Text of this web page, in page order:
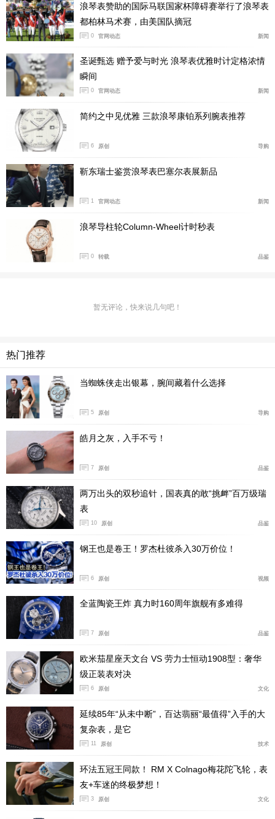
产品型号:01 733 7730 4157-07 8 24 05PEB
国内公价:RMB 14,800
腕表直径:43.5毫米
机芯类型:自动机械
机芯型号:733
表壳材质:多片式不锈钢，单向旋转潜水表圈，抛光墨绿
色陶瓷刻度圈标刻60分钟刻度，0点刻度涂有Super-Lumi
Nova®夜光材料
防水深度:300米
多品牌也相继出了带有这个元素的潜水时计。而豪利时此
一份纯粹之感。在太阳放射纹的装饰下，墨绿色盘面展现
出渐变的视觉效果，与绿色表圈相同，呈现出表款的整体
魅力。内部搭载Oris Cal.733机芯，在保障精准时间指示
的同时，还具备38小时的动力储备。在万元潜水表之中也
拥有着较强的竞争力。
总结：今天向大家推荐的三款潜水表，均是万元等级上下
较为不错的选择，每一枚时计均有着鲜明的外观以及出色
的性能。可以说是颇具性价比的潜水表款，如若喜欢它们
的其中之一，那么不妨多多关注一下吧。（图/文 腕表之
家 史谨男）
浪琴表赞助的国际马联国家杯障碍赛举行了浪琴表
都柏林马术赛，由美国队摘冠
0 官网动态 新闻
圣诞甄选 赠予爱与时光 浪琴表优雅时计定格浓情
瞬间
0 官网动态 新闻
简约之中见优雅 三款浪琴康铂系列腕表推荐
6 原创 导购
靳东瑞士鉴赏浪琴表巴塞尔表展新品
1 官网动态 新闻
浪琴导柱轮Column-Wheel计时秒表
0 转载 品鉴
暂无评论，快来说几句吧！
热门推荐
当蜘蛛侠走出银幕，腕间藏着什么选择
5 原创 导购
皓月之灰，入手不亏！
7 原创 品鉴
两万出头的双秒追针，国表真的敢“挑衅”百万级瑞
表
10 原创 品鉴
钢王也是卷王！罗杰杜彼杀入30万价位！
6 原创 视频
全蓝陶瓷王炸 真力时160周年旗舰有多难得
7 原创 品鉴
欧米茄星座天文台 VS 劳力士恒动1908型：奢华
级正装表对决
6 原创 文化
延续85年“从未中断”，百达翡丽“最值得”入手的大
复杂表，是它
11 原创 技术
环法五冠王同款！ RM X Colnago梅花陀飞轮，表
友+车迷的终极梦想！
3 原创 文化